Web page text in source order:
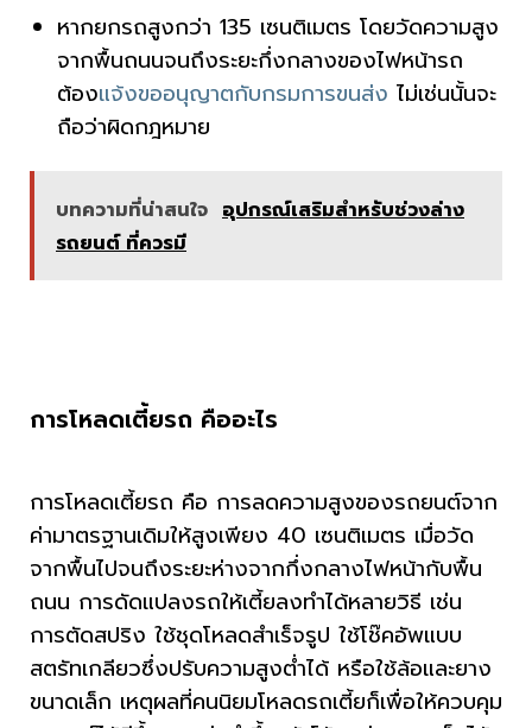
หากยกรถสูงกว่า 135 เซนติเมตร โดยวัดความสูง
จากพื้นถนนจนถึงระยะกึ่งกลางของไฟหน้ารถ
ต้องแจ้งขออนุญาตกับกรมการขนส่ง ไม่เช่นนั้นจะ
ถือว่าผิดกฎหมาย
บทความที่น่าสนใจ อุปกรณ์เสริมสำหรับช่วงล่าง
รถยนต์ ที่ควรมี
การโหลดเตี้ยรถ คืออะไร
การโหลดเตี้ยรถ คือ การลดความสูงของรถยนต์จาก
ค่ามาตรฐานเดิมให้สูงเพียง 40 เซนติเมตร เมื่อวัด
จากพื้นไปจนถึงระยะห่างจากกึ่งกลางไฟหน้ากับพื้น
ถนน การดัดแปลงรถให้เตี้ยลงทำได้หลายวิธี เช่น
การตัดสปริง ใช้ชุดโหลดสำเร็จรูป ใช้โช๊คอัพแบบ
สตรัทเกลียวซึ่งปรับความสูงต่ำได้ หรือใช้ล้อและยาง
ขนาดเล็ก เหตุผลที่คนนิยมโหลดรถเตี้ยก็เพื่อให้ควบคุม